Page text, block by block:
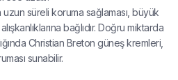
süreli koruma sağlaması, büyük
bağlıdır. Doğru miktarda
Christian Breton güneş kremleri,
sunabilir.